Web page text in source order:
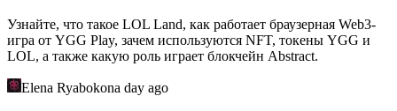
Узнайте, что такое LOL Land, как работает браузерная Web3-
игра от YGG Play, зачем используются NFT, токены YGG и
LOL, а также какую роль играет блокчейн Abstract.
Elena Ryabokona day ago